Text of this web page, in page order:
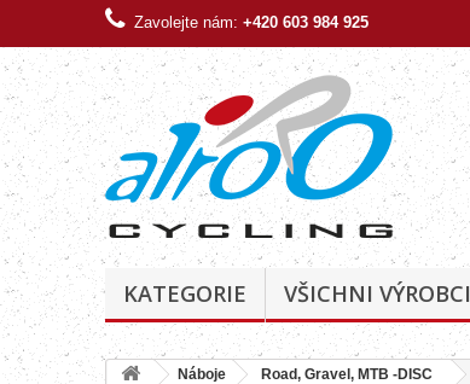
Zavolejte nám: +420 603 984 925
KATEGORIE VŠICHNI VÝROBCI
Náboje Road, Gravel, MTB -DISC